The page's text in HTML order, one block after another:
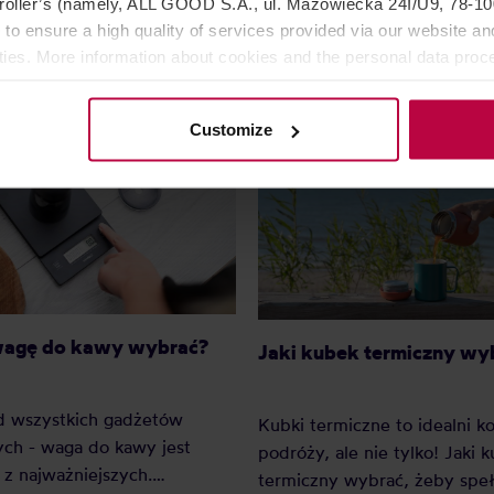
ensure a high quality of services provided via our website
More information about cookies and the personal data
Customize
do kawy wybrać?
wszystkich gadżetów
- waga do kawy jest
najważniejszych.
Jaki kubek termiczny
Kubki termiczne to idealni
podróży, ale nie tylko! Jaki
termiczny wybrać, żeby